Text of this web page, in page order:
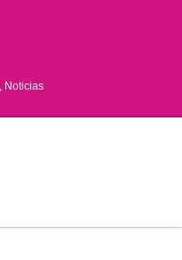
Noticias